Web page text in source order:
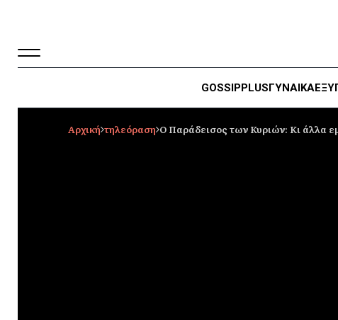
GOSSIPPLUSΓΥΝΑΙΚΑ
Αρχική τηλεόραση Ο Παράδεισος των Κυριών: Κι άλλα